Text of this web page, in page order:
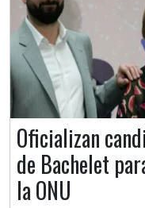
Oficializan
de Bachelet
la ONU